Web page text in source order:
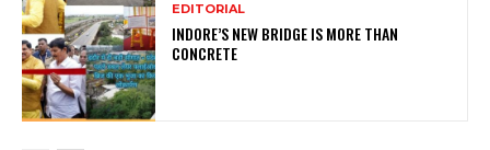
EDITORIAL
INDORE’S NEW BRIDGE IS MORE THAN
CONCRETE